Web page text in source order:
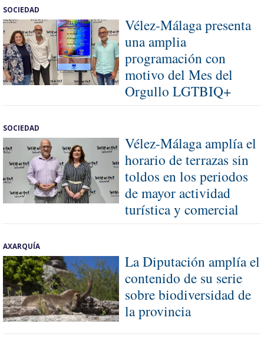
SOCIEDAD
Vélez-Málaga presenta
una amplia
programación con
motivo del Mes del
Orgullo LGTBIQ+
SOCIEDAD
Vélez-Málaga amplía el
horario de terrazas sin
toldos en los periodos
de mayor actividad
turística y comercial
AXARQUÍA
La Diputación amplía el
contenido de su serie
sobre biodiversidad de
la provincia